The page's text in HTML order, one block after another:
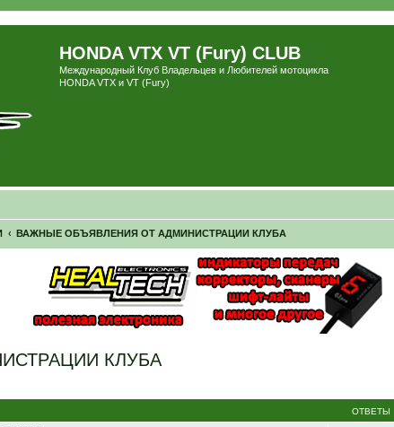
HONDA VTX VT (Fury) CLUB
Международный Клуб Владельцев и Любителей мотоцикла
HONDA VTX и VT (Fury)
ВАЖНЫЕ ОБЪЯВЛЕНИЯ ОТ АДМИНИСТРАЦИИ КЛУБА
КЛУБА
ОТВЕТЫ